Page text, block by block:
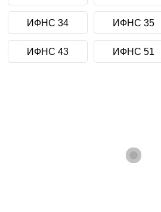
ИФНС 34 ИФНС 35
ИФНС 43 ИФНС 51